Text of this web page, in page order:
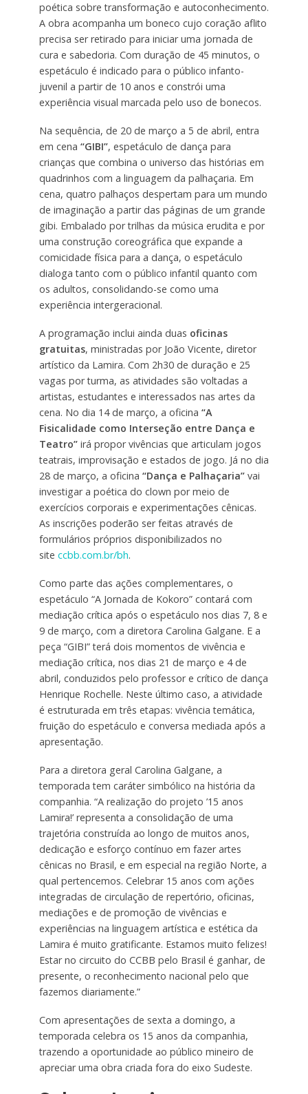
poética sobre transformação e autoconhecimento.
A obra acompanha um boneco cujo coração aflito
precisa ser retirado para iniciar uma jornada de
cura e sabedoria. Com duração de 45 minutos, o
espetáculo é indicado para o público infanto-
juvenil a partir de 10 anos e constrói uma
experiência visual marcada pelo uso de bonecos.
Na sequência, de 20 de março a 5 de abril, entra
em cena “GIBI”, espetáculo de dança para
crianças que combina o universo das histórias em
quadrinhos com a linguagem da palhaçaria. Em
cena, quatro palhaços despertam para um mundo
de imaginação a partir das páginas de um grande
gibi. Embalado por trilhas da música erudita e por
uma construção coreográfica que expande a
comicidade física para a dança, o espetáculo
dialoga tanto com o público infantil quanto com
os adultos, consolidando-se como uma
experiência intergeracional.
A programação inclui ainda duas oficinas
gratuitas, ministradas por João Vicente, diretor
artístico da Lamira. Com 2h30 de duração e 25
vagas por turma, as atividades são voltadas a
artistas, estudantes e interessados nas artes da
cena. No dia 14 de março, a oficina “A
Fisicalidade como Interseção entre Dança e
Teatro”irá propor vivências que articulam jogos
teatrais, improvisação e estados de jogo. Já no dia
28 de março, a oficina “Dança e Palhaçaria” vai
investigar a poética do clown por meio de
exercícios corporais e experimentações cênicas.
As inscrições poderão ser feitas através de
formulários próprios disponibilizados no
site ccbb.com.br/bh.
Como parte das ações complementares, o
espetáculo “A Jornada de Kokoro” contará com
mediação crítica após o espetáculo nos dias 7, 8 e
9 de março, com a diretora Carolina Galgane. E a
peça “GIBI” terá dois momentos de vivência e
mediação crítica, nos dias 21 de março e 4 de
abril, conduzidos pelo professor e crítico de dança
Henrique Rochelle. Neste último caso, a atividade
é estruturada em três etapas: vivência temática,
fruição do espetáculo e conversa mediada após a
apresentação.
Para a diretora geral Carolina Galgane, a
temporada tem caráter simbólico na história da
companhia. “A realização do projeto ’15 anos
Lamira!’ representa a consolidação de uma
trajetória construída ao longo de muitos anos,
dedicação e esforço contínuo em fazer artes
cênicas no Brasil, e em especial na região Norte, a
qual pertencemos. Celebrar 15 anos com ações
integradas de circulação de repertório, oficinas,
mediações e de promoção de vivências e
experiências na linguagem artística e estética da
Lamira é muito gratificante. Estamos muito felizes!
Estar no circuito do CCBB pelo Brasil é ganhar, de
presente, o reconhecimento nacional pelo que
fazemos diariamente.”
Com apresentações de sexta a domingo, a
temporada celebra os 15 anos da companhia,
trazendo a oportunidade ao público mineiro de
apreciar uma obra criada fora do eixo Sudeste.